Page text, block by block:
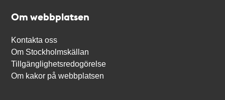
Om webbplatsen
Kontakta oss
Om Stockholmskällan
Tillgänglighetsredogörelse
Om kakor på webbplatsen